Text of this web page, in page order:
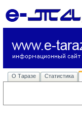
О Таразе Статистика